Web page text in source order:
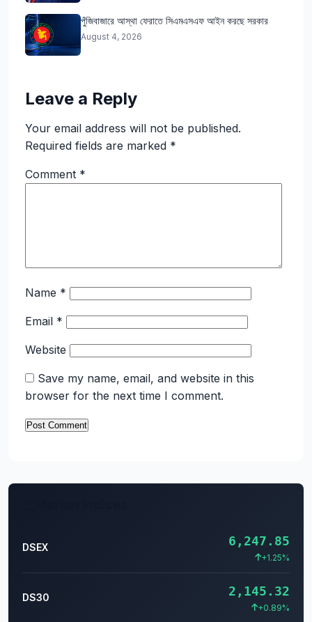
পুঁজিবাজারে আস্থা ফেরাতে সিএমএসএফ আইন করছে সরকার
August 4, 2026
Leave a Reply
Your email address will not be published.
Required fields are marked *
Comment *
Name *
Email *
Website
Save my name, email, and website in this
browser for the next time I comment.
DSEX 6,247.85
+1.25%
DS30 2,145.32
+0.89%